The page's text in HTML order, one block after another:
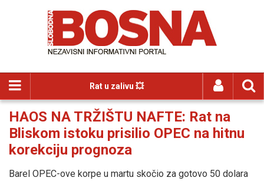
Rat u zalivu 💥
HAOS NA TRŽIŠTU NAFTE: Rat na
Bliskom istoku prisilio OPEC na hitnu
korekciju prognoza
Barel OPEC-ove korpe u martu skočio za gotovo 50 dolara